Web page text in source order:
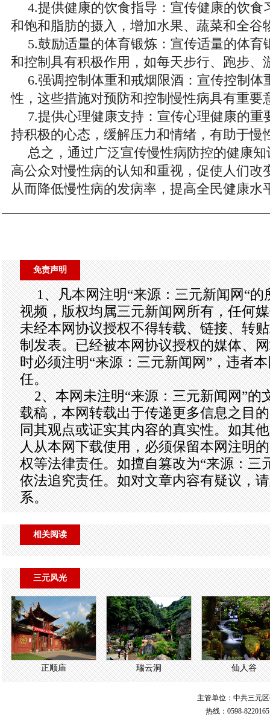
4.提供健康的饮食指导：宣传健康的饮食
和饱和脂肪的摄入，增加水果、蔬菜和全谷
5.鼓励适量的体育锻炼：宣传适量的体育
和控制具有积极作用，如每天步行、跑步、
6.强调控制体重和戒烟限酒：宣传控制体
性，这些措施对预防和控制慢性病具有重要
7.提供心理健康支持：宣传心理健康的重
持积极的心态，缓解压力和情绪，有助于慢
总之，通过广泛宣传慢性病防控的健康
高公众对慢性病的认知和重视，促使人们改
从而降低慢性病的发病率，提高全民健康水
免责声明
1、凡本网注明“来源：三元新闻网“
视频，版权均属三元新闻网所有，任何
未经本网协议授权不得转载、链接、转
制发表。已经被本网协议授权的媒体、
时必须注明“来源：三元新闻网”，违者
任。
2、本网未注明“来源：三元新闻网”的
载稿，本网转载出于传递更多信息之目
同其观点或证实其内容的真实性。如其
人从本网下载使用，必须保留本网注明
权等法律责任。如擅自篡改为“来源：三
依法追究责任。如对文章内容有疑议，
系。
相关阅读
三元风光
正顺庙 瑞云洞 仙人谷
主管单位：中共三元
热线：0598-